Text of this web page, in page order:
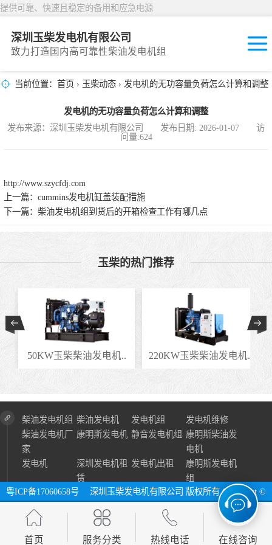
提供可靠、快速且稳定的备用和应急电源
深圳玉柴发电机有限公司
致力打造国内高可靠性柴油发电机组
当前位置： 首页 › 玉柴动态 › 发电机的无功容量负荷怎么计算和调整
发电机的无功容量负荷怎么计算和调整
发布来源：深圳玉柴发电机有限公司 发布日期: 2026-01-07 访
问量:624
http://www.szycfdj.com
上一篇： cummins发电机缸盖装配措施
下一篇： 柴油发电机组到货后的开箱检查工作有哪几点
玉柴的热门推荐
50KW玉柴柴油发电机.. 220KW玉柴柴油发电机..
柴油发电机组 柴油发电机 发电机组
发电机维修
柴油发电机厂
家
康明斯发电机 静音发电机组 康明斯柴油发
电机
发电机
深圳发电机租
赁
发电机出租
康明斯发电机
组
粤ICP备17060658号
深圳玉柴发电机有限公司 版权所有 Copyright ©
2024 All Right Reserve ⓔ 网址：http://www.szycfdj.com网站地图
首页 服务分类 热线电话 在线咨询
固定开放式